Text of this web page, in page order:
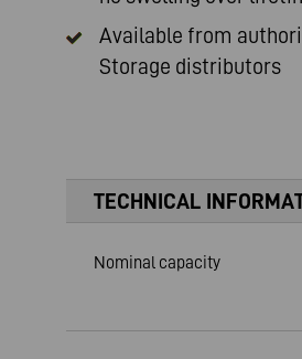
Available from
Storage distributors
TECHNICAL
Nominal capacity